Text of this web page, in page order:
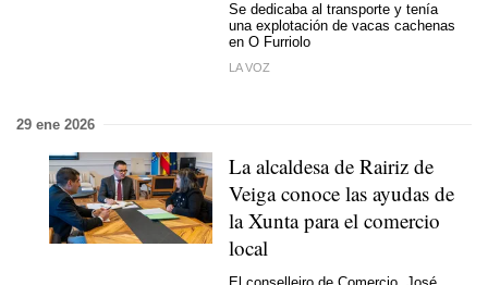
Se dedicaba al transporte y tenía
una explotación de vacas cachenas
en O Furriolo
LA VOZ
29 ene 2026
La alcaldesa de Rairiz de
Veiga conoce las ayudas de
la Xunta para el comercio
local